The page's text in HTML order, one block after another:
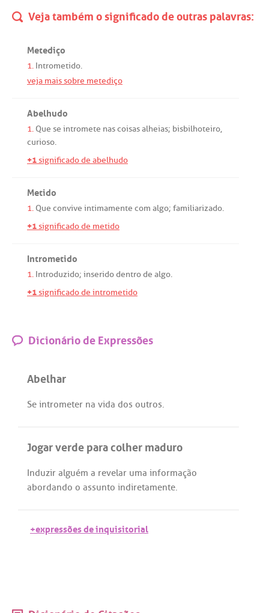
Veja também o significado de outras palavras:
Metediço
1. Intrometido.
veja mais sobre metediço
Abelhudo
1. Que se intromete nascoisasalheias; bisbilhoteiro,
curioso.
+1significado de abelhudo
Metido
1. Que convive intimamente com algo; familiarizado.
+1significado de metido
Intrometido
1. Introduzido; inseridodentrode algo.
+1significado de intrometido
Dicionário de Expressões
Abelhar
Se intrometer na vida dos outros.
Jogar verde para colher maduro
Induzir alguém a revelar uma informação
abordando o assunto indiretamente.
+expressões de inquisitorial